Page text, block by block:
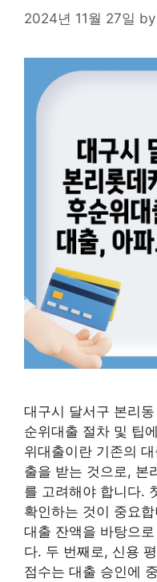
2024년 11월 27일 by
대구시 달서구 본리
순위대출 절차 및 팁
위대출이란 기존의
출을 받는 것으로, 본
를 고려해야 합니다.
확인하는 것이 중요
대출 잔액을 바탕으
다. 두 번째로, 신용
점수는 대출 승인에